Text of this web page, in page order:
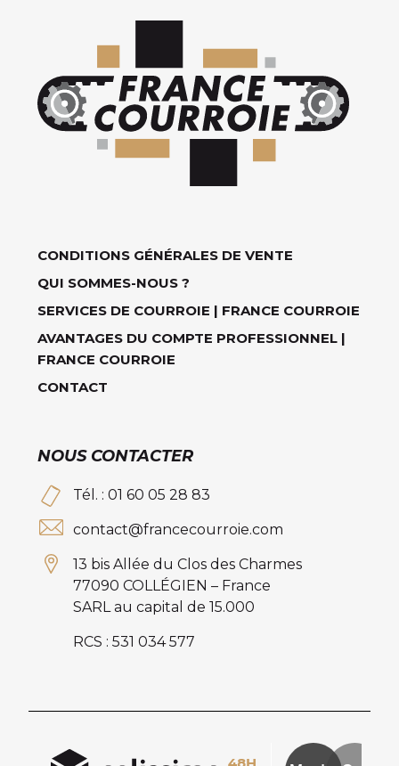
CONDITIONS GÉNÉRALES DE VENTE
QUI SOMMES-NOUS ?
SERVICES DE COURROIE | FRANCE COURROIE
AVANTAGES DU COMPTE PROFESSIONNEL |
FRANCE COURROIE
CONTACT
NOUS CONTACTER
Tél. : 01 60 05 28 83
contact@francecourroie.com
13 bis Allée du Clos des Charmes
77090 COLLÉGIEN – France
SARL au capital de 15.000
RCS : 531 034 577